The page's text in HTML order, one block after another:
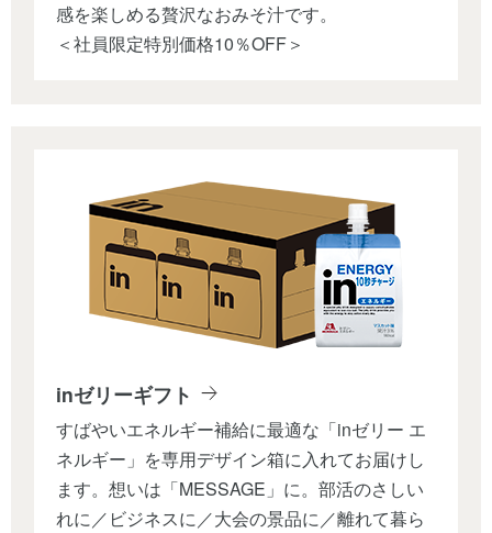
感を楽しめる贅沢なおみそ汁です。
＜社員限定特別価格10％OFF＞
inゼリーギフト
すばやいエネルギー補給に最適な「inゼリー エ
ネルギー」を専用デザイン箱に入れてお届けし
ます。想いは「MESSAGE」に。部活のさしい
れに／ビジネスに／大会の景品に／離れて暮ら